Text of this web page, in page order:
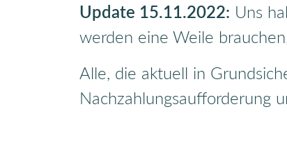
Update 15.11.2022: Uns
werden eine Weile
Alle, die aktuell in
Nachzahlungsaufforderung